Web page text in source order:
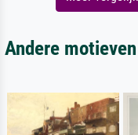
Andere